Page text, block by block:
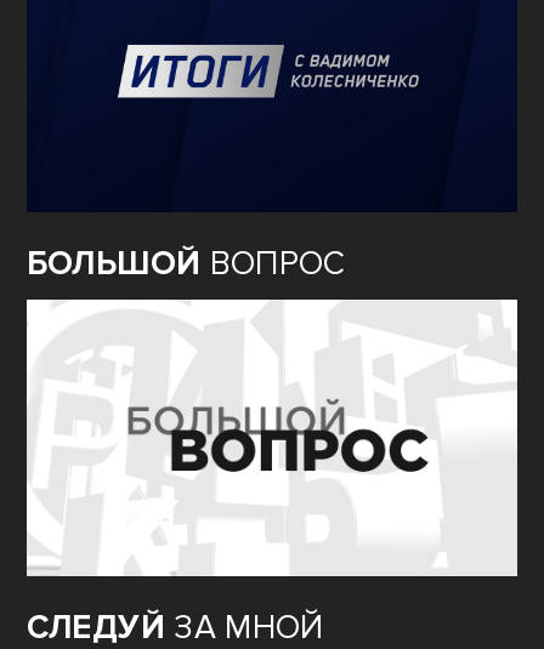
БОЛЬШОЙ ВОПРОС
СЛЕДУЙ ЗА МНОЙ